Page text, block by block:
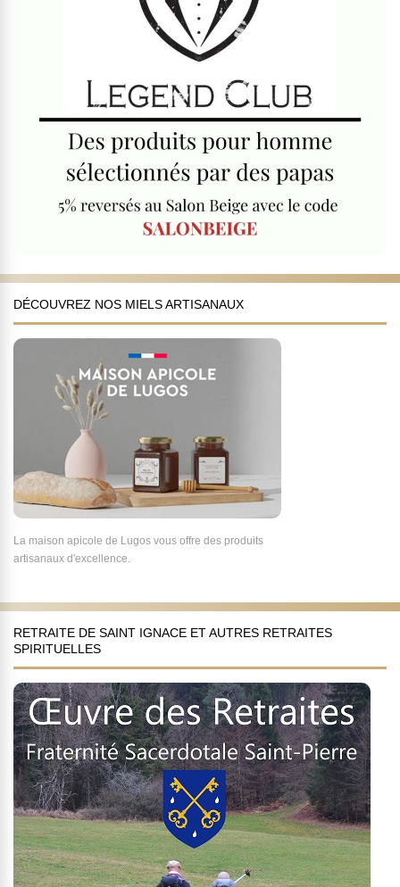
DÉCOUVREZ NOS MIELS ARTISANAUX
La maison apicole de Lugos vous offre des produits
artisanaux d'excellence.
RETRAITE DE SAINT IGNACE ET AUTRES RETRAITES
SPIRITUELLES